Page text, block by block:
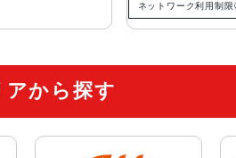
ネットワーク利用制
から探す